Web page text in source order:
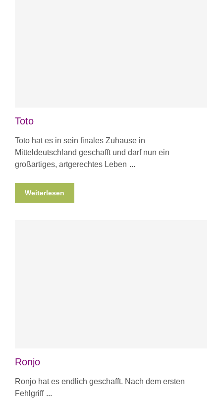
Toto
Toto hat es in sein finales Zuhause in
Mitteldeutschland geschafft und darf nun ein
großartiges, artgerechtes Leben
Weiterlesen
Ronjo
Ronjo hat es endlich geschafft. Nach dem ersten
Fehlgriff